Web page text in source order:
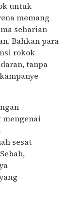
untuk
memang
seharian
Bahkan para
rokok
tanpa
mengenai
sesat